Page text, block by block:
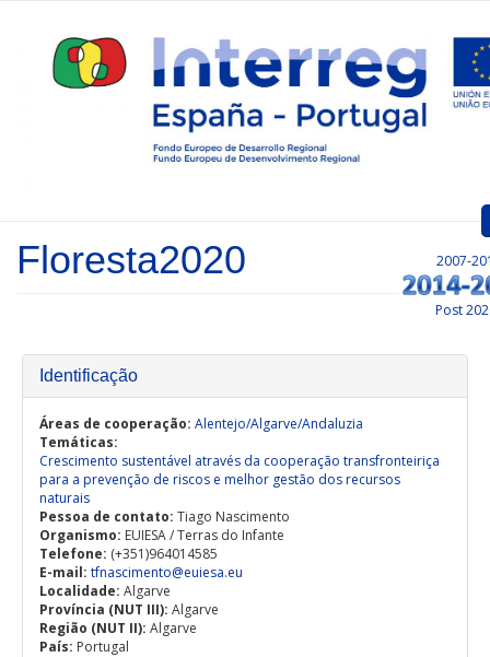
Convocatórias
Projetos Aprovados
Comunicação
Documentos
Gestão de Projetos
Ligações
2007-
Post
Floresta2020
Identificação
Áreas de cooperação: Alentejo/Algarve/Andaluzia
Temáticas:
Crescimento sustentável através da cooperação transfronteiriça
para a prevenção de riscos e melhor gestão dos recursos
naturais
Pessoa de contato: Tiago Nascimento
Organismo: EUIESA / Terras do Infante
Telefone: (+351)964014585
E-mail: tfnascimento@euiesa.eu
Localidade: Algarve
Província (NUT III): Algarve
Região (NUT II): Algarve
País: Portugal